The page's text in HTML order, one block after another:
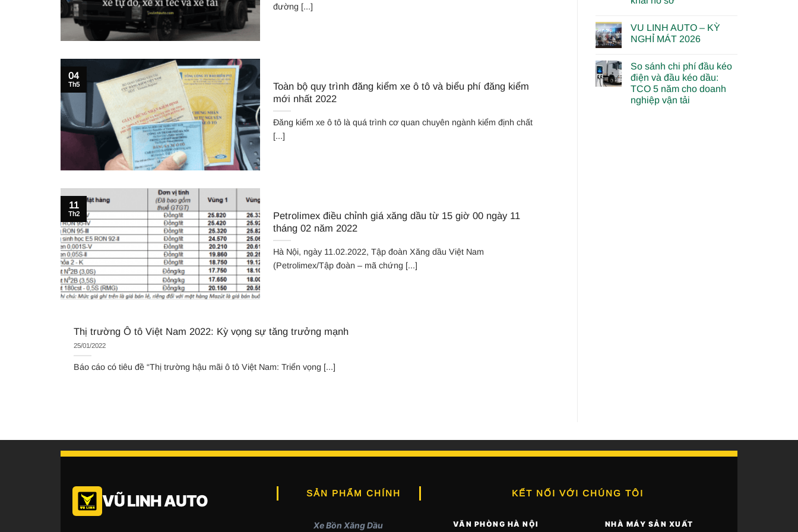
đường [...]
Toàn bộ quy trình đăng kiểm xe ô tô và biểu phí đăng kiểm
mới nhất 2022
Đăng kiểm xe ô tô là quá trình cơ quan chuyên ngành kiểm định chất
[...]
04
Th5
Petrolimex điều chỉnh giá xăng dầu từ 15 giờ 00 ngày 11
tháng 02 năm 2022
Hà Nội, ngày 11.02.2022, Tập đoàn Xăng dầu Việt Nam
(Petrolimex/Tập đoàn – mã chứng [...]
11
Th2
Thị trường Ô tô Việt Nam 2022: Kỳ vọng sự tăng trưởng mạnh
25/01/2022
Báo cáo có tiêu đề “Thị trường hậu mãi ô tô Việt Nam: Triển vọng [...]
VU LINH AUTO – KỲ
NGHỈ MÁT 2026
So sánh chi phí đầu kéo
điện và đầu kéo dầu:
TCO 5 năm cho doanh
nghiệp vận tải
VŨ LINH AUTO SẢN PHẨM CHÍNH
Xe Bồn Xăng Dầu
KẾT NỐI VỚI CHÚNG TÔI
VĂN PHÒNG HÀ NỘI NHÀ MÁY SẢN XUẤT